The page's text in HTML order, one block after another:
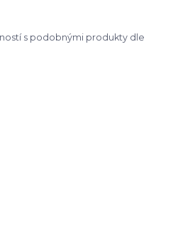
s podobnými produkty dle